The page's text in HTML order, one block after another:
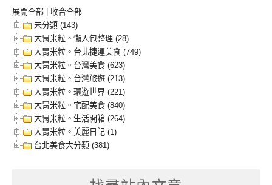
展開全部
收合全部
未分類 (143)
大胃米粒。懶人包整理 (28)
大胃米粒。台北捷運美食 (749)
大胃米粒。台灣美食 (623)
大胃米粒。台灣旅遊 (213)
大胃米粒。環遊世界 (221)
大胃米粒。宅配美食 (840)
大胃米粒。生活開箱 (264)
大胃米粒。美麗日記 (1)
台北美食大分類 (381)